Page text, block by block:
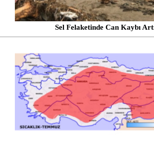
Sel Felaketinde Can Kaybı